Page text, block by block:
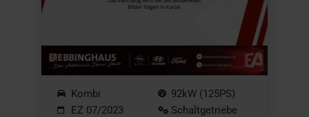
Kombi
EZ 07/2023
92kW (125PS)
Schaltgetriebe